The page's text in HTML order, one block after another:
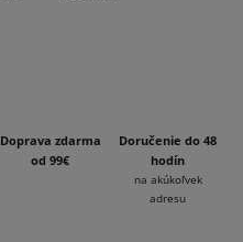
Doprava zdarma
od 99€
Doručenie do 48
hodín
na akúkoľvek
adresu